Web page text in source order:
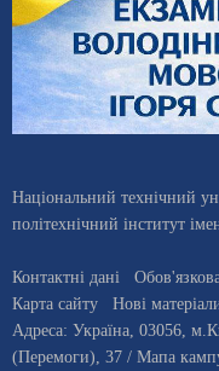
Національний технічний
політехнічний інститут
Контактні дані
Карта сайту
Нові
Адреса: Україна, 03056, м.
(Перемоги), 37 / Мапа